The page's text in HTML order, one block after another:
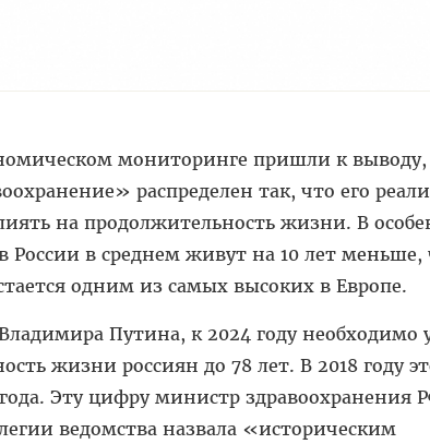
мониторинге пришли к выводу,
распределен так, что его
на продолжительность жизни. В
России в среднем живут на 10 лет меньше,
одним из самых высоких в Европе.
Путина, к 2024 году необходимо
жизни россиян до 78 лет. В 2018 году
года. Эту цифру министр здравоохранения
ведомства назвала «историческим